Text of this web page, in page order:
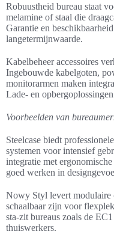
Robuustheid bureau staat
melamine of staal die
Garantie en
langetermijnwaarde.
Kabelbeheer accessoires
Ingebouwde kabelgoten,
monitorarmen maken
Lade- en
Voorbeelden van
Steelcase biedt
systemen voor intensief
integratie met
goed werken in
Nowy Styl levert modulaire
schaalbaar zijn voor
sta-zit bureaus zoals de
thuiswerkers.